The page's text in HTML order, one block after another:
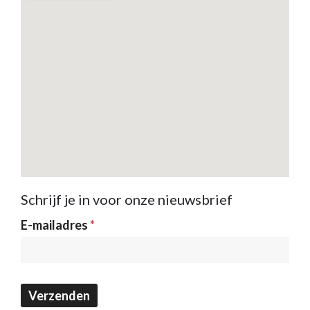
Schrijf je in voor onze nieuwsbrief
Nieuwsbrief
E-mailadres*
Verzenden